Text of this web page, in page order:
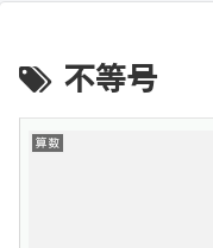
不等号
算数